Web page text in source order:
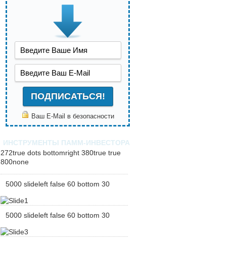
Ваш E-Mail в безопасности
ИНСТРУМЕНТЫ ПАММ-ИНВЕСТОРА
272true dots bottomright 380true true
800none
5000 slideleft false 60 bottom 30
5000 slideleft false 60 bottom 30